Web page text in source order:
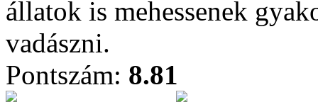
állatok is mehessenek
vadászni.
Pontszám: 8.81